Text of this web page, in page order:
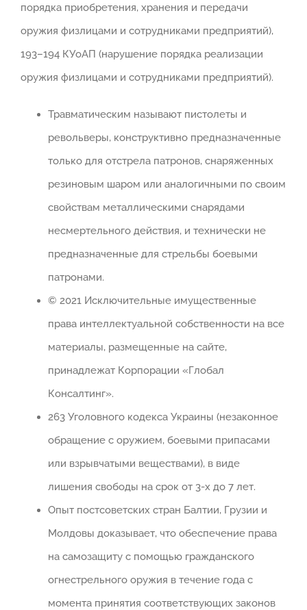
порядка приобретения, хранения и передачи
оружия физлицами и сотрудниками предприятий),
193–194 КУоАП (нарушение порядка реализации
оружия физлицами и сотрудниками предприятий).
Травматическим называют пистолеты и
револьверы, конструктивно предназначенные
только для отстрела патронов, снаряженных
резиновым шаром или аналогичными по своим
свойствам металлическими снарядами
несмертельного действия, и технически не
предназначенные для стрельбы боевыми
патронами.
© 2021 Исключительные имущественные
права интеллектуальной собственности на все
материалы, размещенные на сайте,
принадлежат Корпорации «Глобал
Консалтинг».
263 Уголовного кодекса Украины (незаконное
обращение с оружием, боевыми припасами
или взрывчатыми веществами), в виде
лишения свободы на срок от 3-х до 7 лет.
Опыт постсоветских стран Балтии, Грузии и
Молдовы доказывает, что обеспечение права
на самозащиту с помощью гражданского
огнестрельного оружия в течение года с
момента принятия соответствующих законов